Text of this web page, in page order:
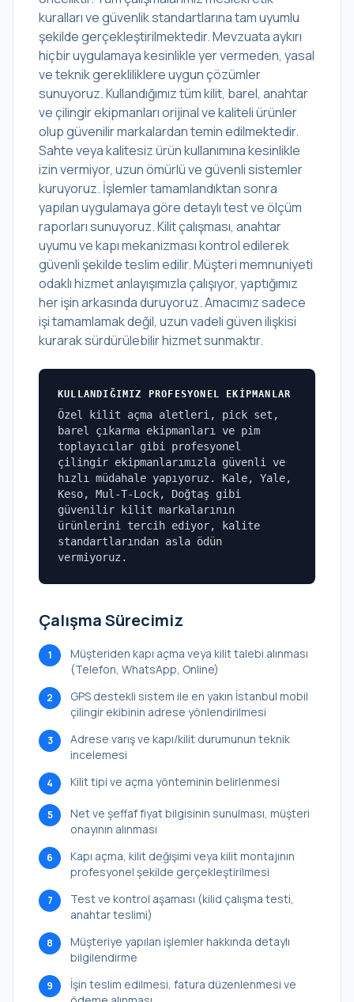
kuralları ve güvenlik standartlarına tam uyumlu
şekilde gerçekleştirilmektedir. Mevzuata aykırı
hiçbir uygulamaya kesinlikle yer vermeden, yasal
ve teknik gerekliliklere uygun çözümler
sunuyoruz. Kullandığımız tüm kilit, barel, anahtar
ve çilingir ekipmanları orijinal ve kaliteli ürünler
olup güvenilir markalardan temin edilmektedir.
Sahte veya kalitesiz ürün kullanımına kesinlikle
izin vermiyor, uzun ömürlü ve güvenli sistemler
kuruyoruz. İşlemler tamamlandıktan sonra
yapılan uygulamaya göre detaylı test ve ölçüm
raporları sunuyoruz. Kilit çalışması, anahtar
uyumu ve kapı mekanizması kontrol edilerek
güvenli şekilde teslim edilir. Müşteri memnuniyeti
odaklı hizmet anlayışımızla çalışıyor, yaptığımız
her işin arkasında duruyoruz. Amacımız sadece
işi tamamlamak değil, uzun vadeli güven ilişkisi
kurarak sürdürülebilir hizmet sunmaktır.
KULLANDIĞIMIZ PROFESYONEL EKIPMANLAR
Özel kilit açma aletleri, pick set,
barel çıkarma ekipmanları ve pim
toplayıcılar gibi profesyonel
çilingir ekipmanlarımızla güvenli ve
hızlı müdahale yapıyoruz. Kale, Yale,
Keso, Mul-T-Lock, Doğtaş gibi
güvenilir kilit markalarının
ürünlerini tercih ediyor, kalite
standartlarından asla ödün
vermiyoruz.
Çalışma Sürecimiz
1
Müşteriden kapı açma veya kilit talebi alınması
(Telefon, WhatsApp, Online)
2
GPS destekli sistem ile en yakın İstanbul mobil
çilingir ekibinin adrese yönlendirilmesi
3
Adrese varış ve kapı/kilit durumunun teknik
incelemesi
4 Kilit tipi ve açma yönteminin belirlenmesi
5
Net ve şeffaf fiyat bilgisinin sunulması, müşteri
onayının alınması
6
Kapı açma, kilit değişimi veya kilit montajının
profesyonel şekilde gerçekleştirilmesi
7
Test ve kontrol aşaması (kilid çalışma testi,
anahtar teslimi)
8
Müşteriye yapılan işlemler hakkında detaylı
bilgilendirme
9
İşin teslim edilmesi, fatura düzenlenmesi ve